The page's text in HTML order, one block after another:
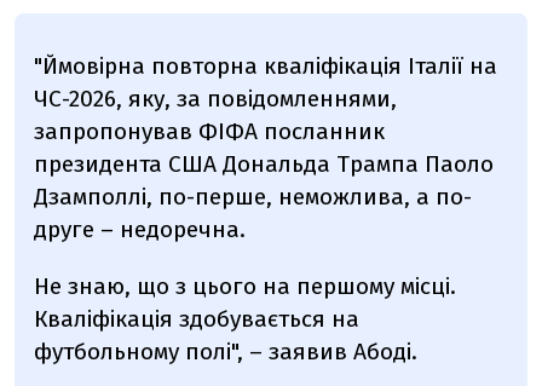
"Ймовірна повторна кваліфікація Італії на
ЧС-2026, яку, за повідомленнями,
запропонував ФІФА посланник
президента США Дональда Трампа Паоло
Дзамполлі, по-перше, неможлива, а по-
друге – недоречна.
Не знаю, що з цього на першому місці.
Кваліфікація здобувається на
футбольному полі", – заявив Абоді.